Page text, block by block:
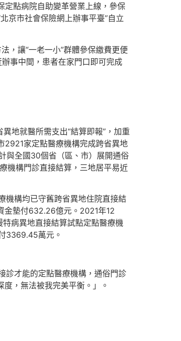
定點病院自助變革營業上線，參保
京市社會保險網上辦事平臺”自立
，讓“一老一小”群體參保繳費更便
事中間，患者在家門口即可完成
地就醫所需支出“結算即報”，加重
2921家定點醫療機構完成跨省異地
與全國30個省（區、市）展開通俗
機構門診直接結算，三地居平易近
機構均已守舊跨省異地住院直接結
金墊付632.26億元。2021年12
病異地直接結算試點定點醫療機
3369.45萬元。
診才能的定點醫療機構，通俗門診
，無法被我完美平衡。」。